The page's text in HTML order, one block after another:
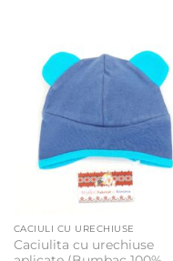
CACIULI CU URECHIUSE
Caciulita cu urechiuse